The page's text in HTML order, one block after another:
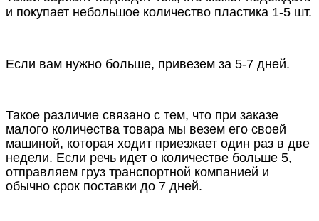
и покупает небольшое количество пластика 1-5 шт.
Если вам нужно больше, привезем за 5-7 дней.
Такое различие связано с тем, что при заказе
малого количества товара мы везем его своей
машиной, которая ходит приезжает один раз в две
недели. Если речь идет о количестве больше 5,
отправляем груз транспортной компанией и
обычно срок поставки до 7 дней.